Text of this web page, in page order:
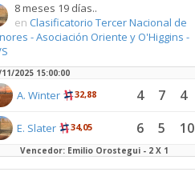
8 meses 19 días..
en Clasificatorio Tercer Nacional de
- Asociación Oriente y O'Higgins -
2025 15:00:00
A. Winter 32,88 4 7 4
E. Slater 34,05 6 5 10
Vencedor: Emilio Orostegui - 2 X 1